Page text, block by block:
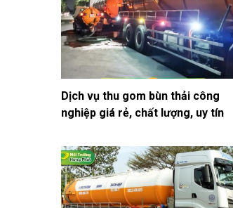
Dịch vụ thu gom bùn thải công
nghiệp giá rẻ, chất lượng, uy tín